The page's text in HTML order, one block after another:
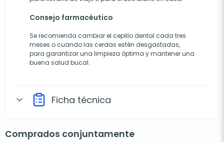
Consejo farmacéutico
Se recomienda cambiar el cepillo dental cada tres
meses o cuando las cerdas estén desgastadas,
para garantizar una limpieza óptima y mantener una
buena salud bucal.
expand_more Ficha técnica
Comprados conjuntamente